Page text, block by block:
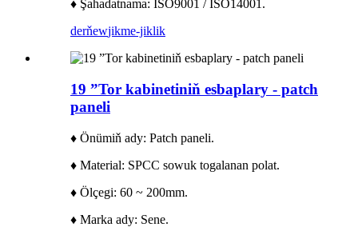
♦ Şahadatnama: ISO9001 / ISO14001.
derňewjikme-jiklik
19 ”Tor kabinetiniň esbaplary - patch
paneli
♦ Önümiň ady: Patch paneli.
♦ Material: SPCC sowuk togalanan polat.
♦ Ölçegi: 60 ~ 200mm.
♦ Marka ady: Sene.